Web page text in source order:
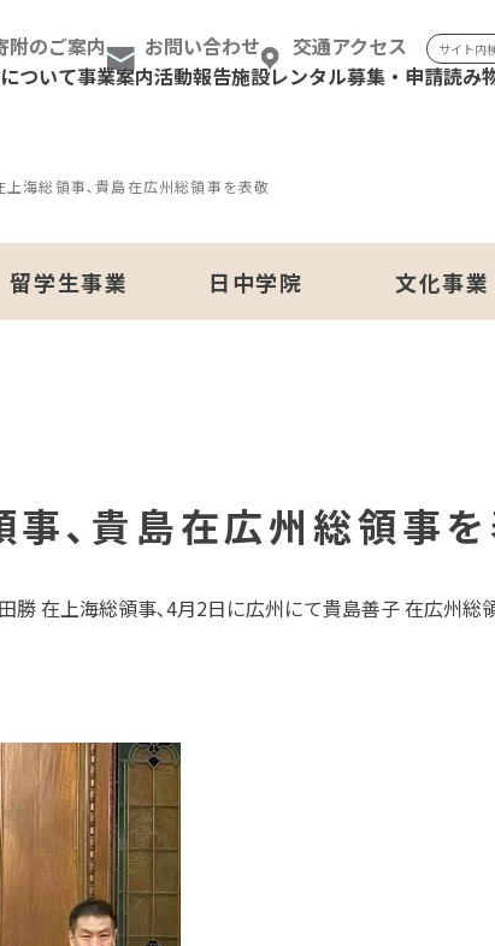
附のご案内 お問い合わせ 交通アクセス
検索:
ついて事業案内活動報告施設レンタル募集・申請読み
上海総領事､貴島在広州総領事を表敬
留学生事業 日中学院 文化事業
､貴島在広州総領事
在上海総領事､4月2日に広州にて貴島善子 在広州総